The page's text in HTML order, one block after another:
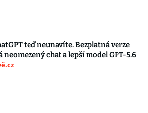
teď neunavíte. Bezplatná verze
neomezený chat a lepší model GPT-5.6